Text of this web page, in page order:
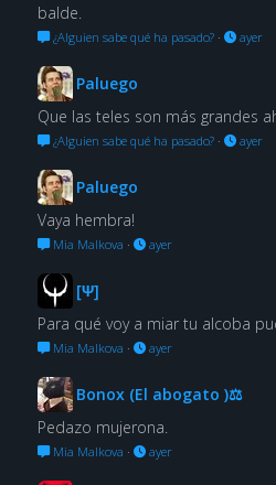
balde.
¿Alguien sabe qué ha pasado?· ayer
Paluego
Que las teles son más grandes
¿Alguien sabe qué ha pasado?· ayer
Paluego
Vaya hembra!
Mia Malkova · ayer
[Ψ]
Para qué voy a miar tu alcoba
Mia Malkova · ayer
Bonox (El abogato )⚖
Pedazo mujerona.
Mia Malkova · ayer